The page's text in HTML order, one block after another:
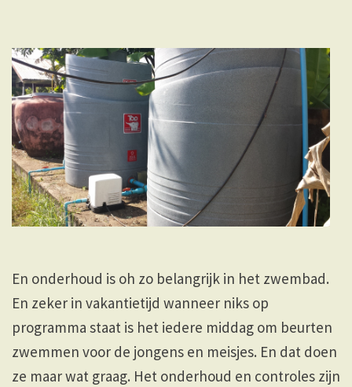
En onderhoud is oh zo belangrijk in het zwembad.
En zeker in vakantietijd wanneer niks op
programma staat is het iedere middag om beurten
zwemmen voor de jongens en meisjes. En dat doen
ze maar wat graag. Het onderhoud en controles zijn